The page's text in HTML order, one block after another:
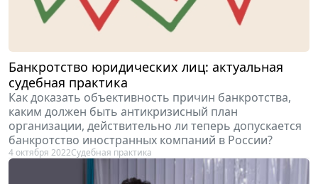
Банкротство юридических лиц: актуальная
судебная практика
Как доказать объективность причин банкротства,
каким должен быть антикризисный план
организации, действительно ли теперь допускается
банкротство иностранных компаний в России?
4 октября 2022Судебная практика